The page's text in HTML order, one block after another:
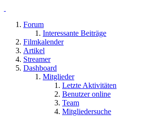
Forum
Interessante Beiträge
Filmkalender
Artikel
Streamer
Dashboard
Mitglieder
Letzte Aktivitäten
Benutzer online
Team
Mitgliedersuche